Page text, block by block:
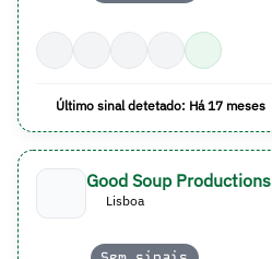
Último sinal detetado: Há 17 meses
Good Soup Productions
Lisboa